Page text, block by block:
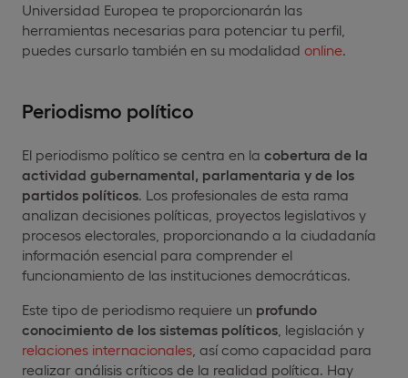
Universidad Europea te proporcionarán las
herramientas necesarias para potenciar tu perfil,
puedes cursarlo también en su modalidad online.
Periodismo político
El periodismo político se centra en la cobertura de la
actividad gubernamental, parlamentaria y de los
partidos políticos. Los profesionales de esta rama
analizan decisiones políticas, proyectos legislativos y
procesos electorales, proporcionando a la ciudadanía
información esencial para comprender el
funcionamiento de las instituciones democráticas.
Este tipo de periodismo requiere un profundo
conocimiento de los sistemas políticos , legislación y
relaciones internacionales , así como capacidad para
realizar análisis críticos de la realidad política. Hay